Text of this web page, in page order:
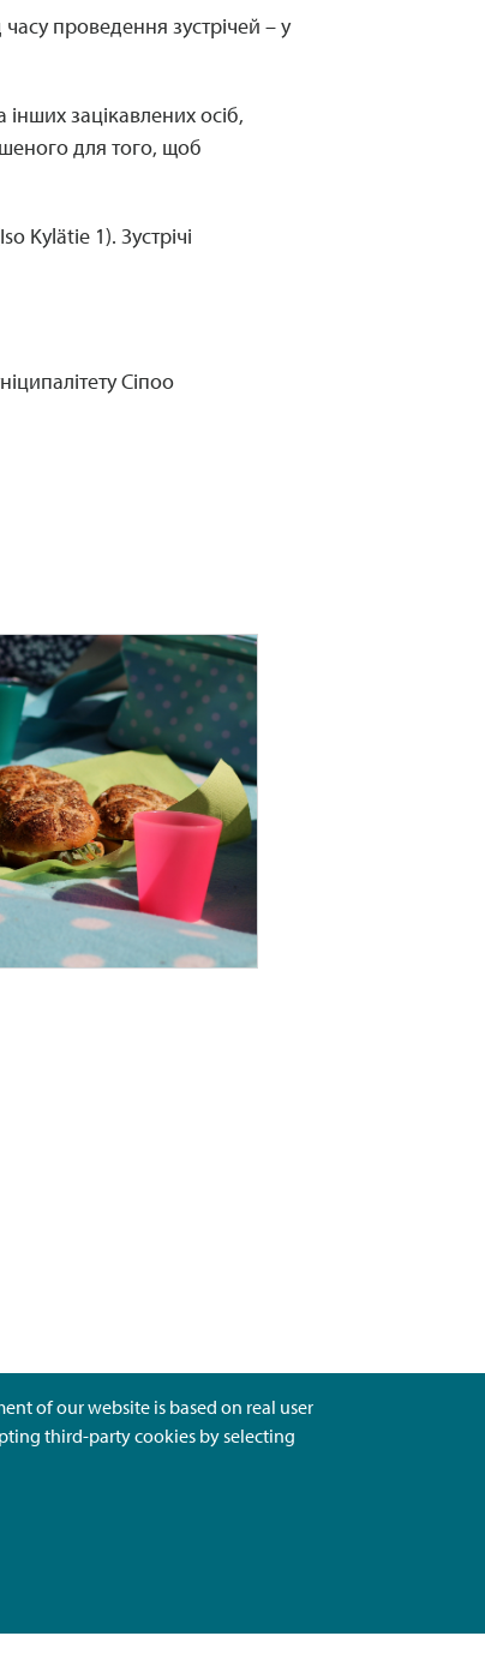
проведення зустрічей – у
зацікавлених осіб,
для того, щоб
Kylätie 1). Зустрічі
Сіпоо
of our website is based on real user
third-party cookies by selecting